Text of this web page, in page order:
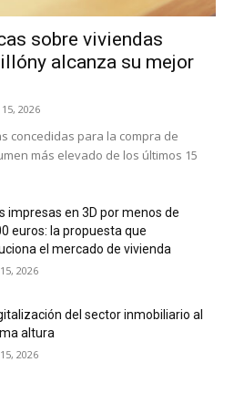
sobre viviendas
alcanza su mejor
2026
concedidas para la compra de
más elevado de los últimos 15
impresas en 3D por menos de
euros: la propuesta que
el mercado de vivienda
2026
del sector inmobiliario al
altura
2026